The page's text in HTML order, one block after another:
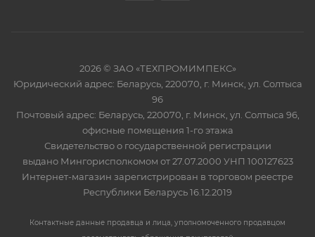
2026 © ЗАО «ТЕХПРОМИМПЕКС»
Юридический адрес: Беларусь, 220070, г. Минск, ул. Солтыса
96
Почтовый адрес: Беларусь, 220070, г. Минск, ул. Солтыса 96,
офисные помещения 1-го этажа
Свидетельство о государственной регистрации
выдано Мингорисполкомом от 27.07.2000 УНП 100127623
Интернет-магазин зарегистрирован в торговом реестре
Республики Беларусь 16.12.2019
Контактные данные продавца и лица, уполномоченного продавцом